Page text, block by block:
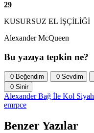
29
KUSURSUZ EL İŞÇİLİĞİ
Alexander McQueen
Bu yazıya tepkin ne?
0 Beğendim 0 Sevdim
0 Sinir
AlexanderBağ İle Kol Siyah
emrpce
Benzer Yazılar